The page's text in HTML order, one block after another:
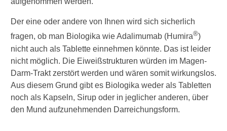
Der eine oder andere von Ihnen wird sich sicherlich
fragen, ob man Biologika wie Adalimumab (Humira®)
nicht auch als Tablette einnehmen könnte. Das ist leider
nicht möglich. Die Eiweißstrukturen würden im Magen-
Darm-Trakt zerstört werden und wären somit wirkungslos.
Aus diesem Grund gibt es Biologika weder als Tabletten
noch als Kapseln, Sirup oder in jeglicher anderen, über
den Mund aufzunehmenden Darreichungsform.
C
o
h
n
s
n
n
v